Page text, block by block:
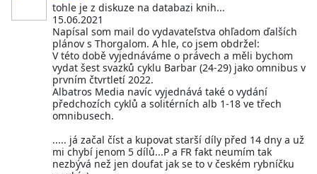
tohle je z diskuze na databazi knih...
15.06.2021
Napísal som mail do vydavateľstva ohľadom ďalších
plánov s Thorgalom. A hle, co jsem obdržel:
V této době vyjednáváme o právech a měli bychom
vydat šest svazků cyklu Barbar (24-29) jako omnibus v
prvním čtvrtletí 2022.
Albatros Media navíc vyjednává také o vydání
předchozích cyklů a solitérních alb 1-18 ve třech
omnibusech.
..... já začal číst a kupovat starší díly před 14 dny a už
mi chybí jenom 5 dílů...P a FR fakt neumím tak
nezbývá než jen doufat jak se to v českém rybníčku